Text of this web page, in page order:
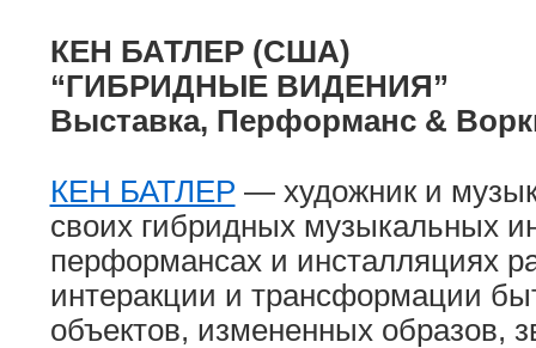
КЕН БАТЛЕР (США)
“ГИБРИДНЫЕ ВИДЕНИЯ”
Выставка, Перформанс &
КЕН БАТЛЕР — художник и
своих гибридных музыкальных
перформансах и инсталляциях
интеракции и трансформации
объектов, измененных образов,